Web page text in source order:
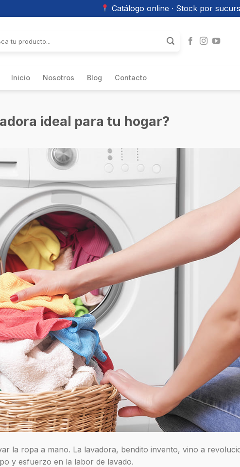
Catálogo online · Stock por
Inicio Nosotros Blog Contacto
ideal para tu hogar?
la ropa a mano. La lavadora, bendito invento, vino a
y esfuerzo en la labor de lavado.